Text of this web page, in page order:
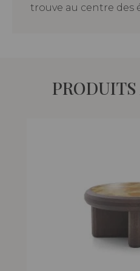
trouve au centre des